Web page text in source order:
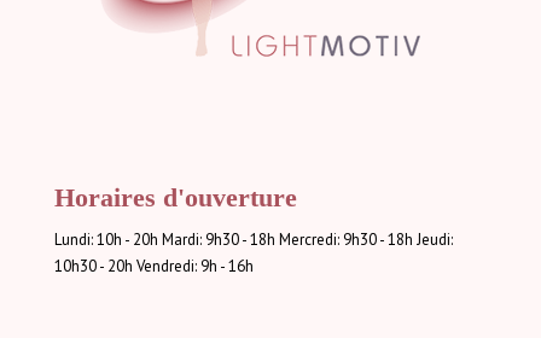
Horaires d'ouverture
Lundi: 10h - 20h Mardi: 9h30 - 18h Mercredi: 9h30 - 18h Jeudi:
10h30 - 20h Vendredi: 9h - 16h